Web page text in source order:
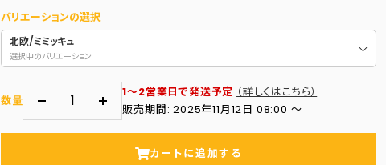
バリエーションの選択
北欧/ミミッキュ
選択中のバリエーション
数量
量
数
量
1～2営業日で発送予定 （詳しくはこちら）
販売期間: 2025年11月12日 08:00 〜
カートに追加する